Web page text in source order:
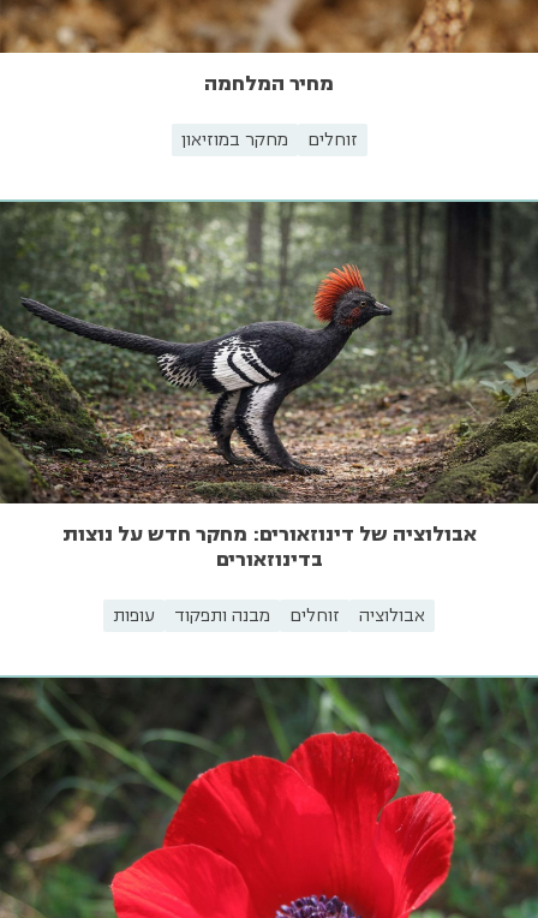
מחיר המלחמה
זוחלים מחקר במוזיאון
אבולוציה של דינוזאורים: מחקר חדש על נוצות
בדינוזאורים
אבולוציה זוחלים מבנה ותפקוד עופות